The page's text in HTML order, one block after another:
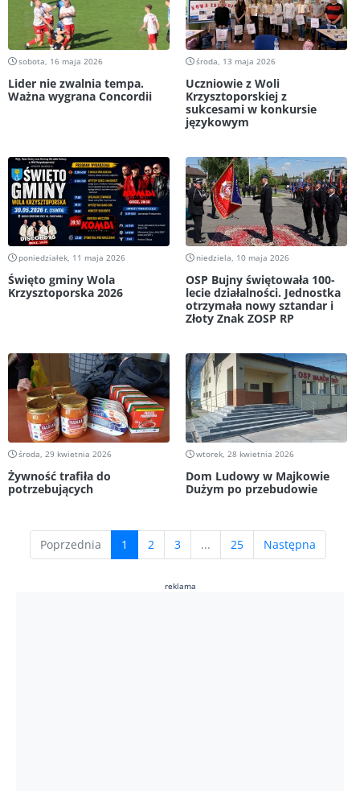
sobota, 16 maja 2026
Lider nie zwalnia tempa.
Ważna wygrana Concordii
środa, 13 maja 2026
Uczniowie z Woli
Krzysztoporskiej z
sukcesami w konkursie
językowym
poniedziałek, 11 maja 2026
Święto gminy Wola
Krzysztoporska 2026
niedziela, 10 maja 2026
OSP Bujny świętowała 100-
lecie działalności. Jednostka
otrzymała nowy sztandar i
Złoty Znak ZOSP RP
środa, 29 kwietnia 2026
Żywność trafiła do
potrzebujących
wtorek, 28 kwietnia 2026
Dom Ludowy w Majkowie
Dużym po przebudowie
Poprzednia 1 (current)
2 3 ... 25 Następna
reklama